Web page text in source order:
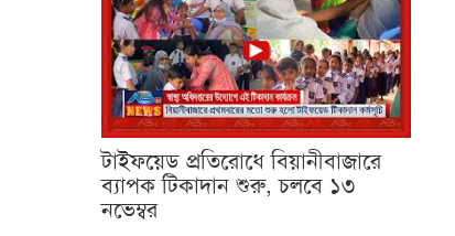
টাইফয়েড প্রতিরোধে বিয়ানীবাজারে
ব্যাপক টিকাদান শুরু, চলবে ১৩
নভেম্বর